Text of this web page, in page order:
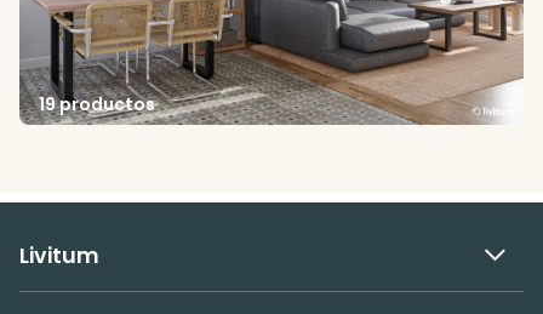
19 productos
Livitum